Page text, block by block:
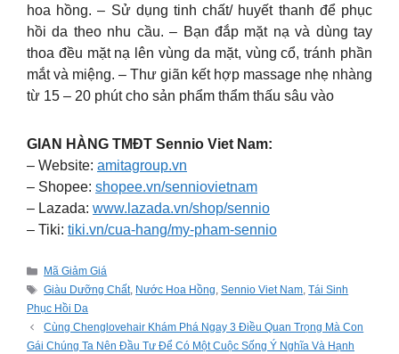
hoa hồng. – Sử dụng tinh chất/ huyết thanh để phục
hồi da theo nhu cầu. – Bạn đắp mặt nạ và dùng tay
thoa đều mặt nạ lên vùng da mặt, vùng cổ, tránh phần
mắt và miệng. – Thư giãn kết hợp massage nhẹ nhàng
từ 15 – 20 phút cho sản phẩm thẩm thấu sâu vào
GIAN HÀNG TMĐT Sennio Viet Nam:
– Website: amitagroup.vn
– Shopee: shopee.vn/senniovietnam
– Lazada: www.lazada.vn/shop/sennio
– Tiki: tiki.vn/cua-hang/my-pham-sennio
Categories
Mã Giảm Giá
Tags
Giàu Dưỡng Chất, Nước Hoa Hồng,Sennio Viet Nam,Tái Sinh
Phục Hồi Da
Cùng Chenglovehair Khám Phá Ngay 3 Điều Quan Trọng Mà Con
Gái Chúng Ta Nên Đầu Tư Để Có Một Cuộc Sống Ý Nghĩa Và Hạnh